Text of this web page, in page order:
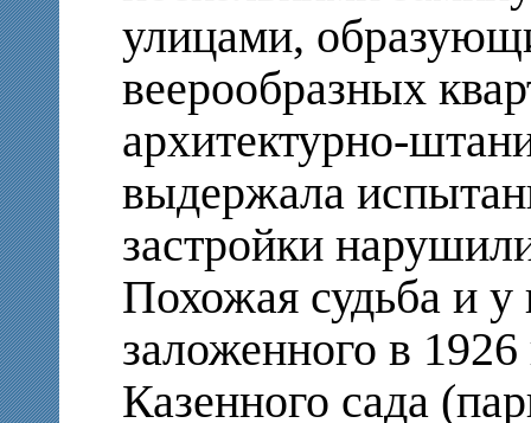
улицами,
веерообразных
архитектурно-
выдержала
застройки
Похожая судьба и у
заложенного в
Казенного сада